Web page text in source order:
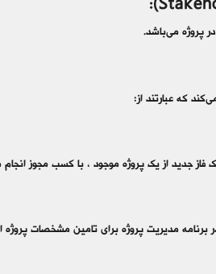
در پروژه می‌باشد.
فاز جدید از یک پروژه موجود ، با کسب مجوز
برنامه مدیریت پروژه برای تامین مشخصات پروژه